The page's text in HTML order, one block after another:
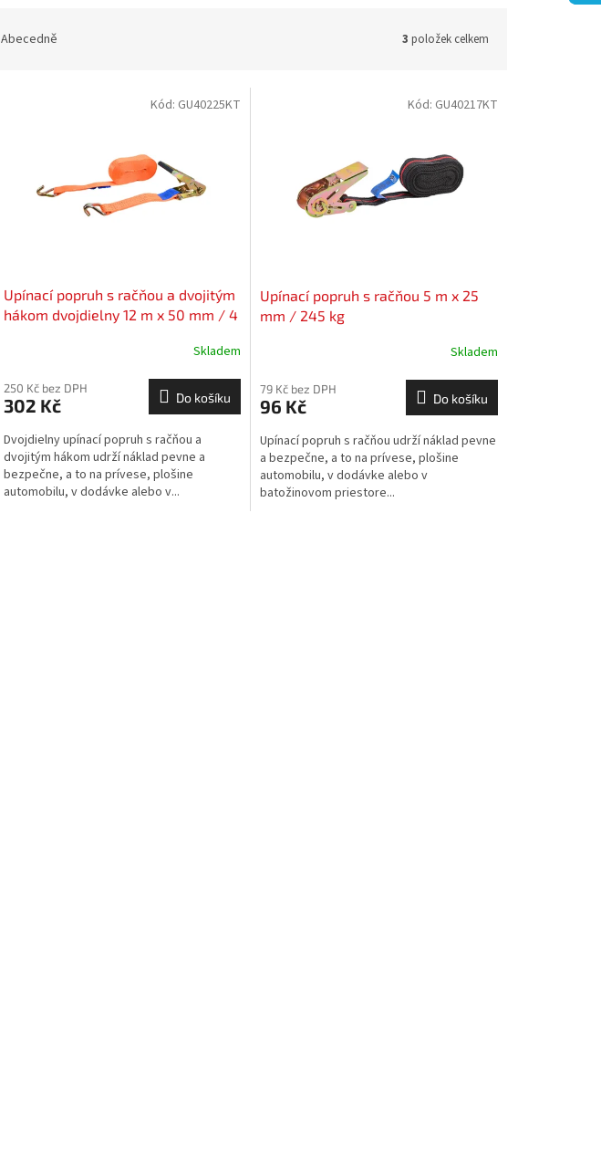
Abecedně 3 položek celkem
Upínací popruh s račňou a dvojitým
hákom dvojdielny 12 m x 50 mm / 4
Skladem
250 Kč bez DPH
302 Kč Do košíku
Dvojdielny upínací popruh s račňou a
dvojitým hákom udrží náklad pevne a
bezpečne, a to na prívese, plošine
automobilu, v dodávke alebo v...
Kód: GU40225KT
Upínací popruh s račňou 5 m x 25
mm / 245 kg
Skladem
79 Kč bez DPH
96 Kč Do košíku
Upínací popruh s račňou udrží náklad pevne
a bezpečne, a to na prívese, plošine
automobilu, v dodávke alebo v
batožinovom priestore...
Kód: GU40217KT